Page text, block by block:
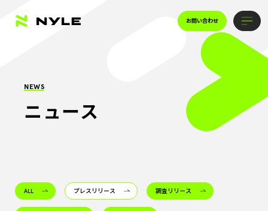
お問い合わせ
NEWS
ニュース
ALL プレスリリース 調査リリース